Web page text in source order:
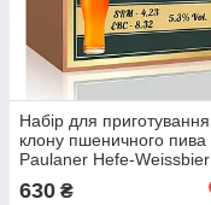
Набір для приготування
клону пшеничного пива
Paulaner Hefe-Weissbier
на 20л
630 ₴